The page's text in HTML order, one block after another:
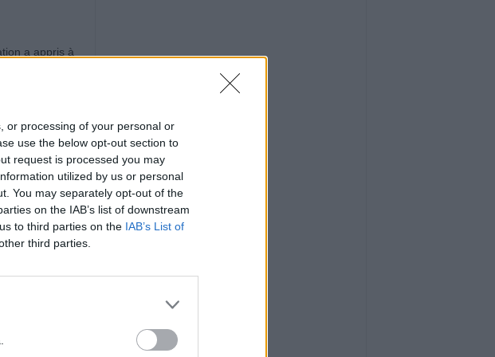
or processing of your personal or
use the below opt-out section to
request is processed you may
utilized by us or personal
You may separately opt-out of the
on the IAB’s list of downstream
to third parties on the IAB’s List of
third parties.
a appris à
évoque
ainsi le
CET